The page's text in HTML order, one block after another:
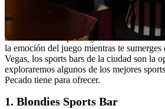
Las Vegas, conocida como la Ciudad del
por sus deslumbrantes luces, casinos y
mundial, sino también por su vibrante
amante de los deportes y estás buscando
la emoción del juego mientras te sumerges
Vegas, los sports bars de la ciudad son la
exploraremos algunos de los mejores
Pecado tiene para ofrecer.
1. Blondies Sports Bar